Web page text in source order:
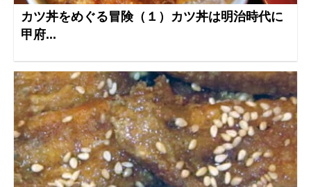
カツ丼をめぐる冒険（１）カツ丼は明治時代に
甲府...